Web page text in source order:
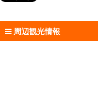
周辺観光情報